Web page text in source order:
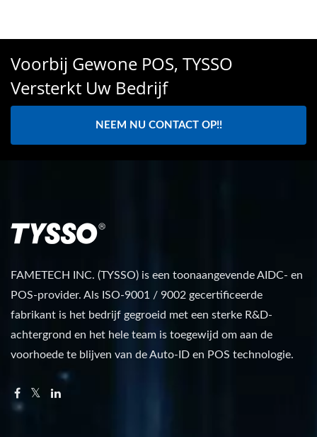
Voorbij Gewone POS, TYSSO
Versterkt Uw Bedrijf
NEEM NU CONTACT OP!!
FAMETECH INC. (TYSSO) is een toonaangevende AIDC- en
POS-provider. Als ISO-9001 / 9002 gecertificeerde
fabrikant is het bedrijf gegroeid met een sterke R&D-
achtergrond en het hele team is toegewijd om aan de
voorhoede te blijven van de Auto-ID en POS technologie.